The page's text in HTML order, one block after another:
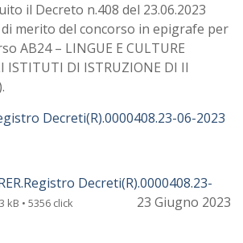
il Decreto n.408 del 23.06.2023
merito del concorso in epigrafe per
AB24 – LINGUE E CULTURE
ISTITUTI DI ISTRUZIONE DI II
Decreti(R).0000408.23-06-2023
Decreti(R).0000408.23-
kB • 5356 click 23 Giugno 2023